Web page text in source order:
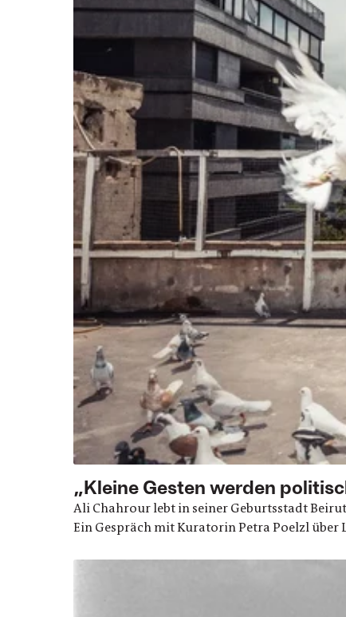
„Kleine Gesten werden
Ali Chahrour lebt in seiner Geburtsstadt
Ein Gespräch mit Kuratorin Petra Poelzl über